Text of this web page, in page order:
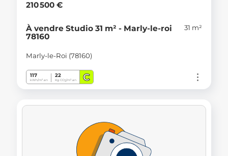
210 500 €
À vendre Studio 31 m² - Marly-le-roi
78160
31 m²
Marly-le-Roi (78160)
117
kWh/m².an
22
Kg CO2/m².an C